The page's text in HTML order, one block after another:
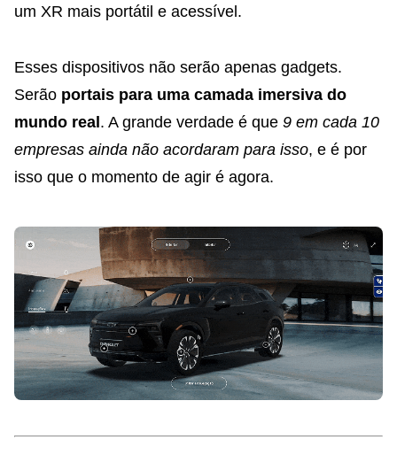
um XR mais portátil e acessível.
Esses dispositivos não serão apenas gadgets.
Serão portais para uma camada imersiva do
mundo real . A grande verdade é que 9 em cada 10
empresas ainda não acordaram para isso, e é por
isso que o momento de agir é agora.